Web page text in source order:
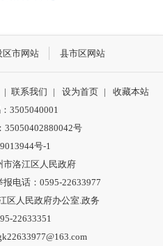
区市网站 县市区网站
| 联系我们 | 设为首页 |
收藏本站
3505040001
35050402880042号
号-1
市洛江区人民政府
电话：0595-22633977
区人民政府办公室.政务
22633351